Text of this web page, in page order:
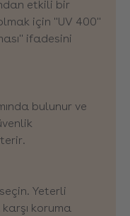
etkili bir
için "UV 400"
ifadesini
bulunur ve
Yeterli
koruma